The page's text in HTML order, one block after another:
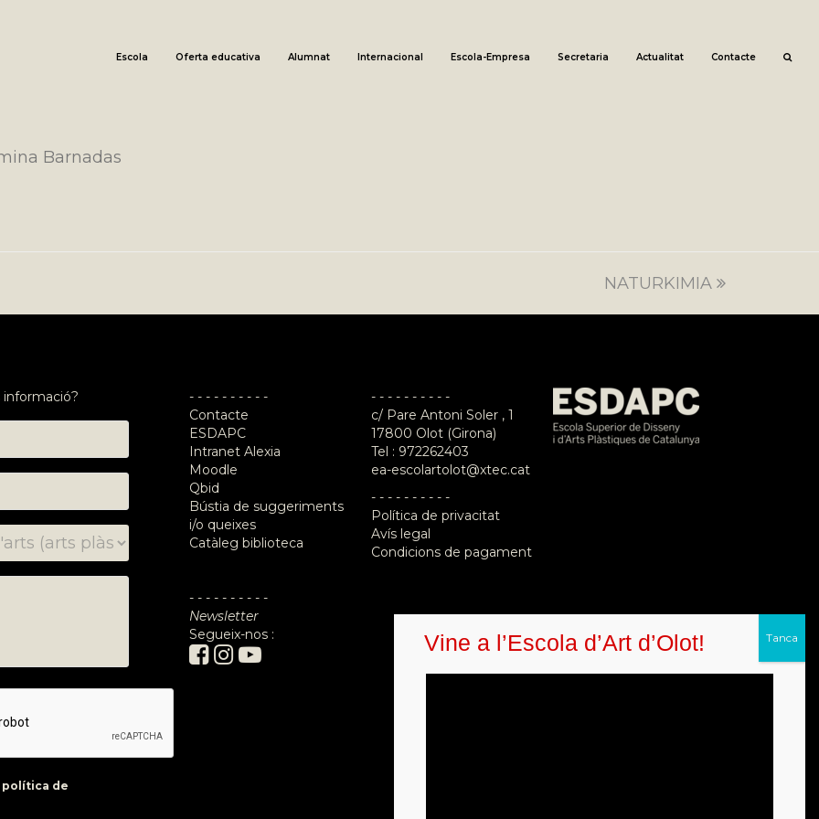
Escola Oferta educativa Alumnat Internacional Escola-Empresa Secretaria Actualitat Contacte
Barnadas
next
NATURKIMIA
política de
- - - - - - - - - -
Contacte
ESDAPC
Intranet Alexia
Moodle
Qbid
Bústia de suggeriments
i/o queixes
Catàleg biblioteca
- - - - - - - - - -
Newsletter
Segueix-nos :
- - - - - - - - - -
c/ Pare Antoni Soler , 1
17800 Olot (Girona)
Tel : 972262403
ea-escolartolot@xtec.cat
- - - - - - - - - -
Política de privacitat
Avís legal
Condicions de pagament
Vine a l’Escola d’Art d’Olot!